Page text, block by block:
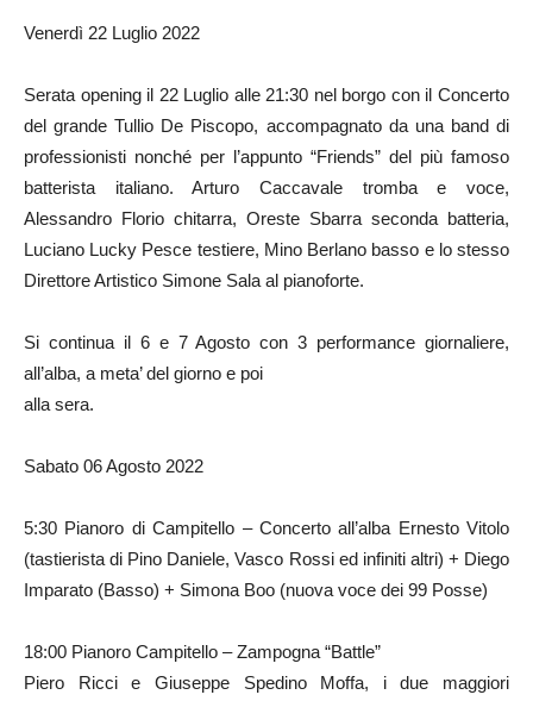
Venerdì 22 Luglio 2022
Serata opening il 22 Luglio alle 21:30 nel borgo con il Concerto
del grande Tullio De Piscopo, accompagnato da una band di
professionisti nonché per l’appunto “Friends” del più famoso
batterista italiano. Arturo Caccavale tromba e voce,
Alessandro Florio chitarra, Oreste Sbarra seconda batteria,
Luciano Lucky Pesce testiere, Mino Berlano basso e lo stesso
Direttore Artistico Simone Sala al pianoforte.
Si continua il 6 e 7 Agosto con 3 performance giornaliere,
all’alba, a meta’ del giorno e poi
alla sera.
Sabato 06 Agosto 2022
5:30 Pianoro di Campitello – Concerto all’alba Ernesto Vitolo
(tastierista di Pino Daniele, Vasco Rossi ed infiniti altri) + Diego
Imparato (Basso) + Simona Boo (nuova voce dei 99 Posse)
18:00 Pianoro Campitello – Zampogna “Battle”
Piero Ricci e Giuseppe Spedino Moffa, i due maggiori